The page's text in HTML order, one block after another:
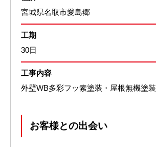
宮城県名取市愛島郷
工期
30日
工事内容
外壁WB多彩フッ素塗装・屋根無機塗装
お客様との出会い